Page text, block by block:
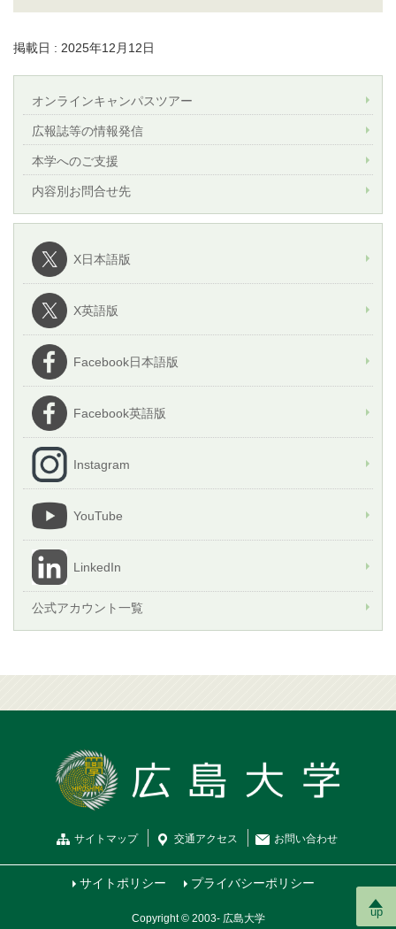
掲載日 : 2025年12月12日
オンラインキャンパスツアー
広報誌等の情報発信
本学へのご支援
内容別お問合せ先
X日本語版
X英語版
Facebook日本語版
Facebook英語版
Instagram
YouTube
LinkedIn
公式アカウント一覧
up
サイトマップ 交通アクセス お問い合わせ
サイトポリシー プライバシーポリシー
Copyright © 2003- 広島大学